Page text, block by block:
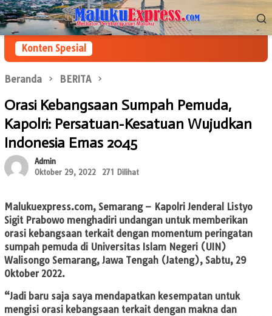
Loncat
ke
konten
Menu
Mobile
Konten Spesial
Beranda BERITA
Orasi Kebangsaan Sumpah Pemuda,
Kapolri: Persatuan-Kesatuan Wujudkan
Indonesia Emas 2045
Admin
Oktober 29, 2022
271 Dilihat
Malukuexpress.com, Semarang – Kapolri Jenderal Listyo
Sigit Prabowo menghadiri undangan untuk memberikan
orasi kebangsaan terkait dengan momentum peringatan
sumpah pemuda di Universitas Islam Negeri (UIN)
Walisongo Semarang, Jawa Tengah (Jateng), Sabtu, 29
Oktober 2022.
“Jadi baru saja saya mendapatkan kesempatan untuk
mengisi orasi kebangsaan terkait dengan makna dan